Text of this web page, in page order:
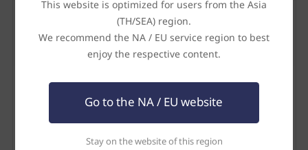
วันที่แก้ไขล่าสุด : 27/07/2021 (UTC+8)
า
ขอบคุณสำหรับ Guide เล็ก ๆ นะครับ ไม่งั้นพลาดกดนี่ปล่อยโฮเลย
Haiz
Lv.62
Haiz
This website is optimized for users from the Asia
(TH/SEA) region.
We recommend the NA / EU service region to best
enjoy the respective content.
Go to the NA / EU website
Stay on the website of this region